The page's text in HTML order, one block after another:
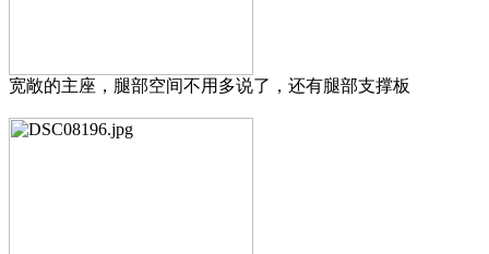
宽敞的主座，腿部空间不用多说了，还有腿部支撑板